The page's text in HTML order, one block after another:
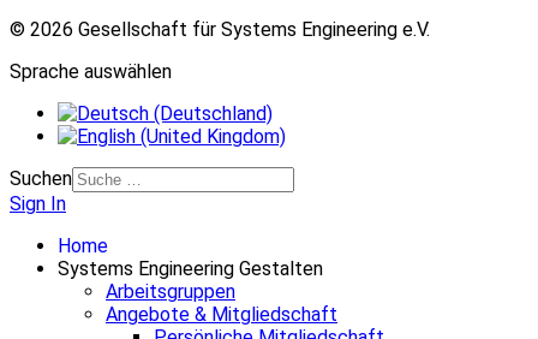
© 2026 Gesellschaft für Systems Engineering e.V.
Sprache auswählen
Suchen
Sign In
Home
Systems Engineering Gestalten
Arbeitsgruppen
Angebote & Mitgliedschaft